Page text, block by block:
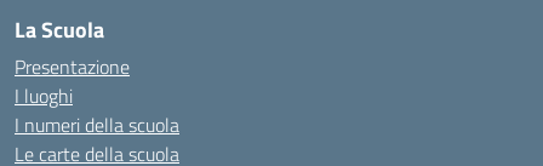
La Scuola
Presentazione
I luoghi
I numeri della scuola
Le carte della scuola